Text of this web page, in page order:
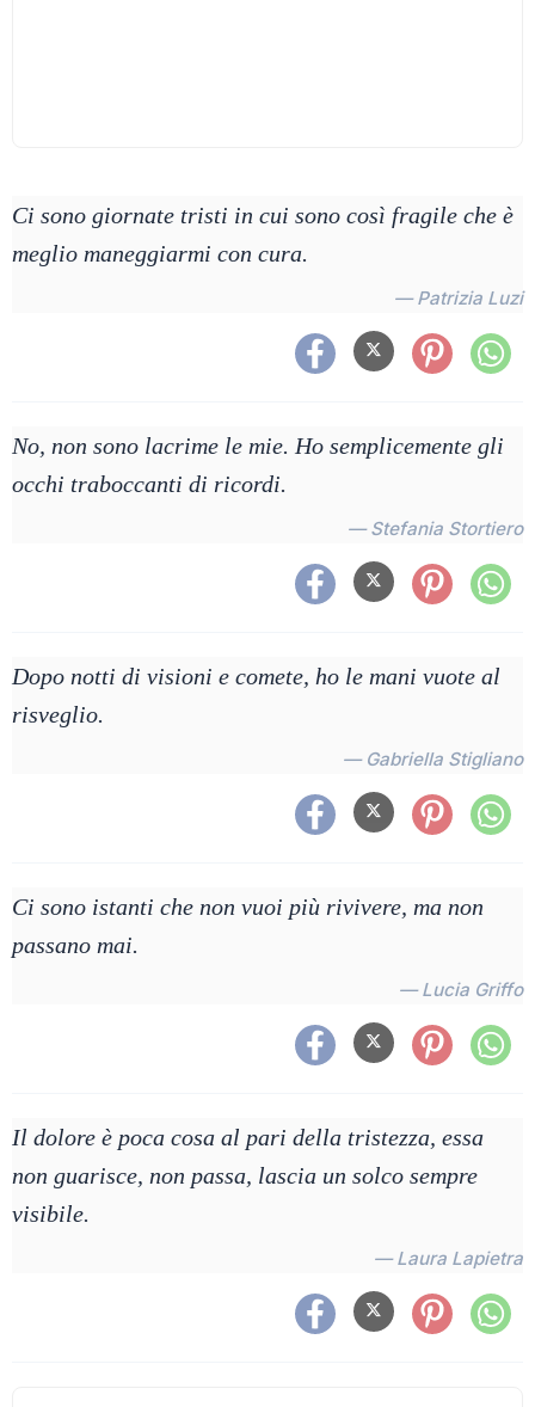
Ci sono giornate tristi in cui sono così fragile che è
meglio maneggiarmi con cura.
— Patrizia Luzi
No, non sono lacrime le mie. Ho semplicemente gli
occhi traboccanti di ricordi.
— Stefania Stortiero
Dopo notti di visioni e comete, ho le mani vuote al
risveglio.
— Gabriella Stigliano
Ci sono istanti che non vuoi più rivivere, ma non
passano mai.
— Lucia Griffo
Il dolore è poca cosa al pari della tristezza, essa
non guarisce, non passa, lascia un solco sempre
visibile.
— Laura Lapietra